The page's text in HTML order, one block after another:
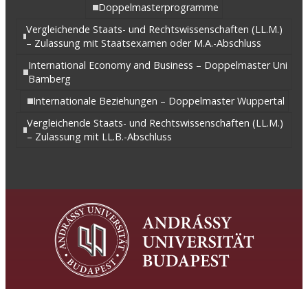
Doppelmasterprogramme
Vergleichende Staats- und Rechtswissenschaften (LL.M.)
– Zulassung mit Staatsexamen oder M.A.-Abschluss
International Economy and Business – Doppelmaster Uni
Bamberg
Internationale Beziehungen – Doppelmaster Wuppertal
Vergleichende Staats- und Rechtswissenschaften (LL.M.)
– Zulassung mit LL.B.-Abschluss